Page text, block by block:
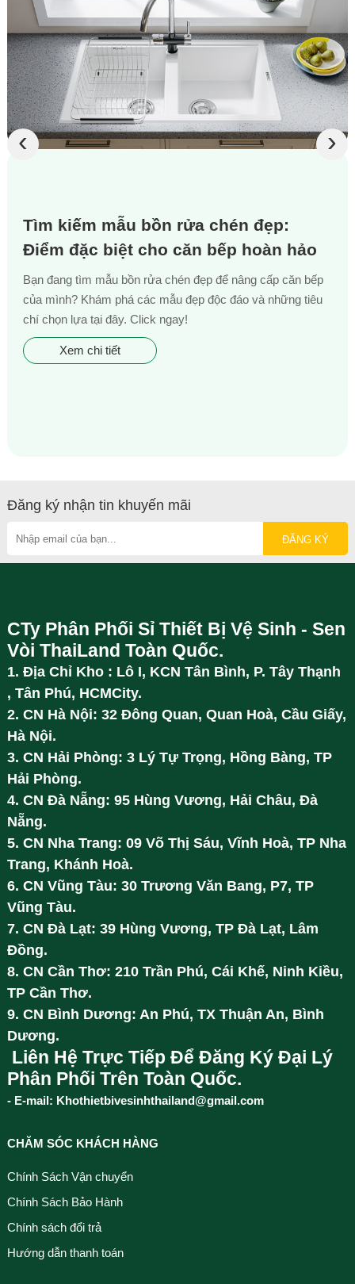
Tìm kiếm mẫu bồn rửa chén đẹp:
Điểm đặc biệt cho căn bếp hoàn hảo
Bạn đang tìm mẫu bồn rửa chén đẹp để nâng cấp căn bếp
của mình? Khám phá các mẫu đẹp độc đáo và những tiêu
chí chọn lựa tại đây. Click ngay!
Xem chi tiết
‹ ›
Đăng ký nhận tin khuyến mãi
CTy Phân Phối Sỉ Thiết Bị Vệ Sinh - Sen
Vòi ThaiLand Toàn Quốc.
1. Địa Chỉ Kho : Lô I, KCN Tân Bình, P. Tây Thạnh
, Tân Phú, HCMCity.
2. CN Hà Nội: 32 Đông Quan, Quan Hoà, Cầu Giấy,
Hà Nội.
3. CN Hải Phòng: 3 Lý Tự Trọng, Hồng Bàng, TP
Hải Phòng.
4. CN Đà Nẵng: 95 Hùng Vương, Hải Châu, Đà
Nẵng.
5. CN Nha Trang: 09 Võ Thị Sáu, Vĩnh Hoà, TP Nha
Trang, Khánh Hoà.
6. CN Vũng Tàu: 30 Trương Văn Bang, P7, TP
Vũng Tàu.
7. CN Đà Lạt: 39 Hùng Vương, TP Đà Lạt, Lâm
Đồng.
8. CN Cần Thơ: 210 Trần Phú, Cái Khế, Ninh Kiều,
TP Cần Thơ.
9. CN Bình Dương: An Phú, TX Thuận An, Bình
Dương.
Liên Hệ Trực Tiếp Để Đăng Ký Đại Lý
Phân Phối Trên Toàn Quốc.
- E-mail: Khothietbivesinhthailand@gmail.com
CHĂM SÓC KHÁCH HÀNG
Chính Sách Vận chuyển
Chính Sách Bảo Hành
Chính sách đổi trả
Hướng dẫn thanh toán